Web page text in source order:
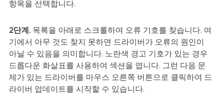
항목을 선택합니다.
2단계.목록을 아래로 스크롤하여 오류 기호를 찾습니다. 여
기에서 아무 것도 찾지 못하면 드라이버가 오류의 원인이
아닐 수 있음을 의미합니다. 노란색 경고 기호가 있는 경우
드롭다운 화살표를 사용하여 섹션을 엽니다. 그런 다음 문
제가 있는 드라이버를 마우스 오른쪽 버튼으로 클릭하여 드
라이버 업데이트를 시작할 수 있습니다.